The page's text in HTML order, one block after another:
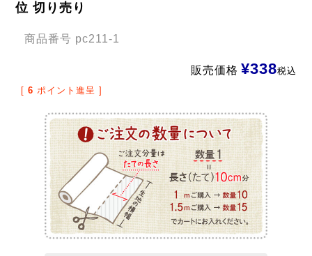
位 切り売り
商品番号 pc211-1
販売価格 ¥338税込
[ 6 ポイント進呈 ]